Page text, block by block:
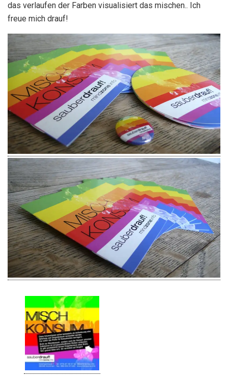
das verlaufen der Farben visualisiert das mischen.. Ich
freue mich drauf!